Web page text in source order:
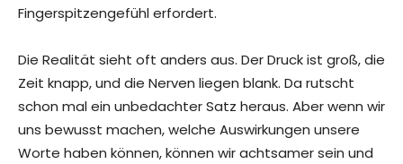
Fingerspitzengefühl erfordert.
Die Realität sieht oft anders aus. Der Druck ist groß, die
Zeit knapp, und die Nerven liegen blank. Da rutscht
schon mal ein unbedachter Satz heraus. Aber wenn wir
uns bewusst machen, welche Auswirkungen unsere
Worte haben können, können wir achtsamer sein und